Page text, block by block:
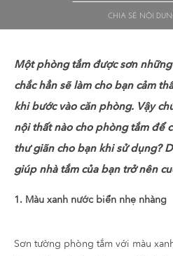
CHIA SẺ NỘI
Một phòng tắm được sơn
chắc hẳn sẽ làm cho bạn cảm
khi bước vào căn phòng. Vậy
nội thất nào cho phòng tắm để
thư giãn cho bạn khi sử dụng?
giúp nhà tắm của bạn trở nên
1. Màu xanh nước biển nhẹ nhàng
Sơn tường phòng tắm với màu